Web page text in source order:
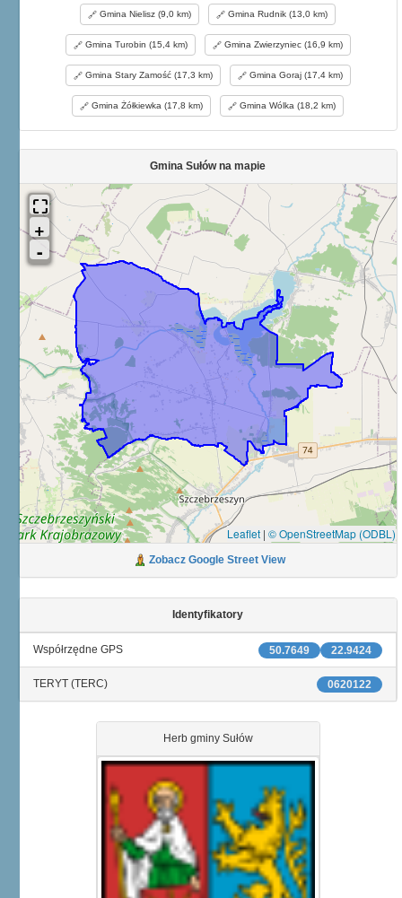
Gmina Nielisz (9,0 km) Gmina Rudnik (13,0 km)
Gmina Turobin (15,4 km) Gmina Zwierzyniec (16,9 km)
Gmina Stary Zamość (17,3 km) Gmina Goraj (17,4 km)
Gmina Żółkiewka (17,8 km) Gmina Wólka (18,2 km)
Gmina Sułów na mapie
Leaflet | © OpenStreetMap (ODBL)
Zobacz Google Street View
Identyfikatory
22.9424
50.7649
Współrzędne GPS
TERYT (TERC) 0620122
Herb gminy Sułów